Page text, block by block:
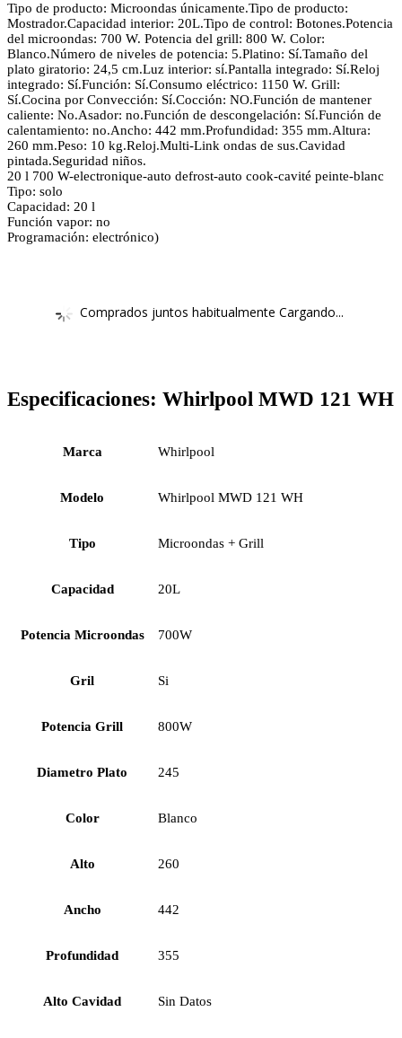
Tipo de producto: Microondas únicamente.Tipo de producto:
Mostrador.Capacidad interior: 20L.Tipo de control: Botones.Potencia
del microondas: 700 W. Potencia del grill: 800 W. Color:
Blanco.Número de niveles de potencia: 5.Platino: Sí.Tamaño del
plato giratorio: 24,5 cm.Luz interior: sí.Pantalla integrado: Sí.Reloj
integrado: Sí.Función: Sí.Consumo eléctrico: 1150 W. Grill:
Sí.Cocina por Convección: Sí.Cocción: NO.Función de mantener
caliente: No.Asador: no.Función de descongelación: Sí.Función de
calentamiento: no.Ancho: 442 mm.Profundidad: 355 mm.Altura:
260 mm.Peso: 10 kg.Reloj.Multi-Link ondas de sus.Cavidad
pintada.Seguridad niños.
20 l 700 W-electronique-auto defrost-auto cook-cavité peinte-blanc
Tipo: solo
Capacidad: 20 l
Función vapor: no
Programación: electrónico)
Comprados juntos habitualmente Cargando...
Especificaciones: Whirlpool MWD 121 WH
Marca Whirlpool
Modelo Whirlpool MWD 121 WH
Tipo Microondas + Grill
Capacidad 20L
Potencia Microondas 700W
Gril Si
Potencia Grill 800W
Diametro Plato 245
Color Blanco
Alto 260
Ancho 442
Profundidad 355
Alto Cavidad Sin Datos